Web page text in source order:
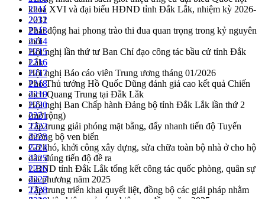
khoá XVI và đại biểu HĐND tỉnh Đắk Lắk, nhiệm kỳ 2026-
2031
Phát động hai phong trào thi đua quan trọng trong kỷ nguyên
mới
Hội nghị lần thứ tư Ban Chỉ đạo công tác bầu cử tỉnh Đắk
Lắk
Hội nghị Báo cáo viên Trung ương tháng 01/2026
Phó Thủ tướng Hồ Quốc Dũng đánh giá cao kết quả Chiến
dịch Quang Trung tại Đắk Lắk
Hội nghị Ban Chấp hành Đảng bộ tỉnh Đắk Lắk lần thứ 2
(mở rộng)
Tập trung giải phóng mặt bằng, đẩy nhanh tiến độ Tuyến
đường bộ ven biển
Gỡ khó, khởi công xây dựng, sửa chữa toàn bộ nhà ở cho hộ
dân đúng tiến độ đề ra
UBND tỉnh Đắk Lắk tổng kết công tác quốc phòng, quân sự
địa phương năm 2025
Tập trung triển khai quyết liệt, đồng bộ các giải pháp nhằm
2211
2212
2213
2214
2215
2216
2217
2218
2219
2220
2221
2222
2223
2224
2225
2226
2227
2228